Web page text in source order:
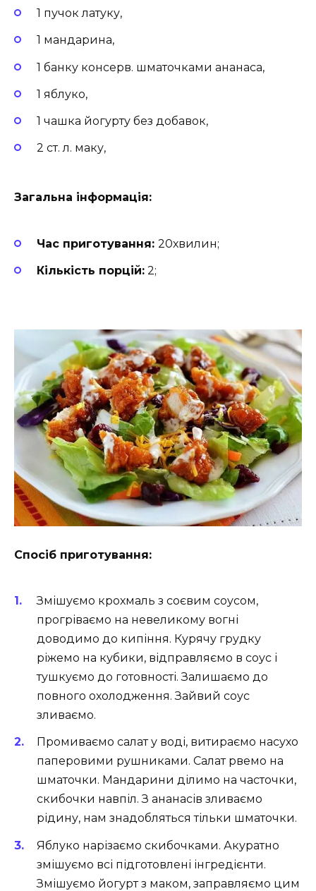
1 пучок латуку,
1 мандарина,
1 банку консерв. шматочками ананаса,
1 яблуко,
1 чашка йогурту без добавок,
2 ст. л. маку,
Загальна інформація:
Час приготування: 20хвилин;
Кількість порцій: 2;
Спосіб приготування:
Змішуємо крохмаль з соєвим соусом,
прогріваємо на невеликому вогні
доводимо до кипіння. Курячу грудку
ріжемо на кубики, відправляємо в соус і
тушкуємо до готовності. Залишаємо до
повного охолодження. Зайвий соус
зливаємо.
Промиваємо салат у воді, витираємо насухо
паперовими рушниками. Салат рвемо на
шматочки. Мандарини ділимо на часточки,
скибочки навпіл. З ананасів зливаємо
рідину, нам знадобляться тільки шматочки.
Яблуко нарізаємо скибочками. Акуратно
змішуємо всі підготовлені інгредієнти.
Змішуємо йогурт з маком, заправляємо цим